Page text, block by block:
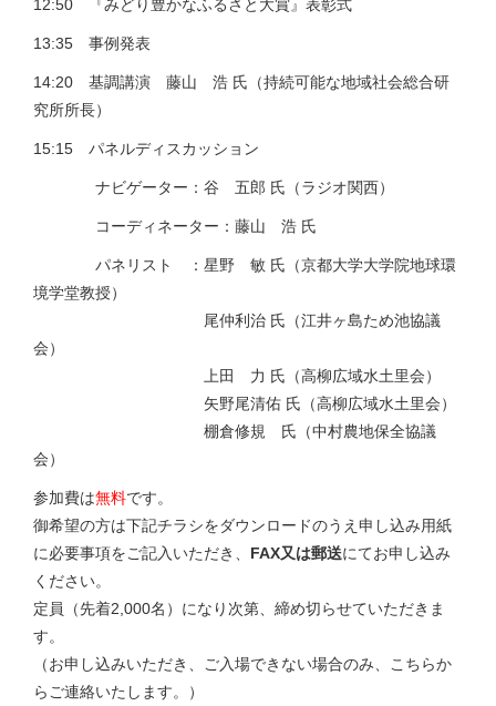
12:50 『みどり豊かなふるさと大賞』表彰式
13:35 事例発表
14:20 基調講演 藤山 浩 氏（持続可能な地域社会総合研
究所所長）
15:15 パネルディスカッション
ナビゲーター：谷 五郎 氏（ラジオ関西）
コーディネーター：藤山 浩 氏
パネリスト ：星野 敏 氏（京都大学大学院地球環
境学堂教授）
尾仲利治 氏（江井ヶ島ため池協議
会）
上田 力 氏（高柳広域水土里会）
矢野尾清佑 氏（高柳広域水土里会）
棚倉修規 氏（中村農地保全協議
会）
参加費は無料です。
御希望の方は下記チラシをダウンロードのうえ申し込み用紙
に必要事項をご記入いただき、 FAX又は郵送にてお申し込み
ください。
定員（先着2,000名）になり次第、締め切らせていただきま
す。
（お申し込みいただき、ご入場できない場合のみ、こちらか
らご連絡いたします。）